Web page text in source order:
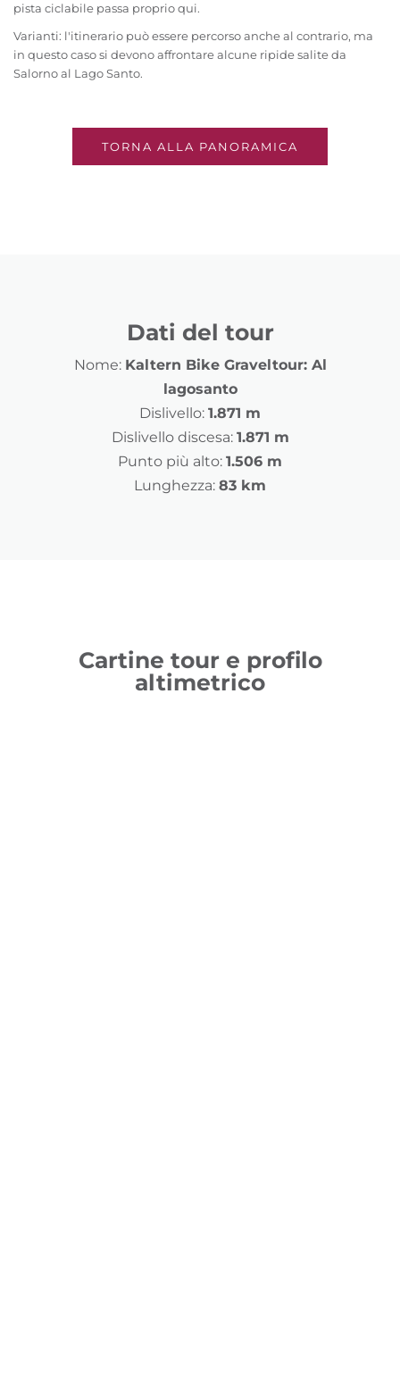
pista ciclabile passa proprio qui.
Varianti: l'itinerario può essere percorso anche al contrario, ma
in questo caso si devono affrontare alcune ripide salite da
Salorno al Lago Santo.
TORNA ALLA PANORAMICA
Dati del tour
Nome: Kaltern Bike Graveltour: Al
lagosanto
Dislivello: 1.871 m
Dislivello discesa: 1.871 m
Punto più alto: 1.506 m
Lunghezza: 83 km
Cartine tour e profilo
altimetrico